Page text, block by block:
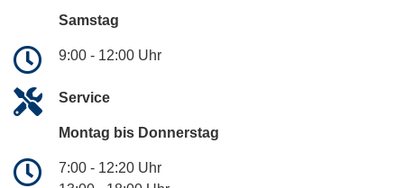
Samstag
9:00 - 12:00 Uhr
Service
Montag bis Donnerstag
7:00 - 12:20 Uhr